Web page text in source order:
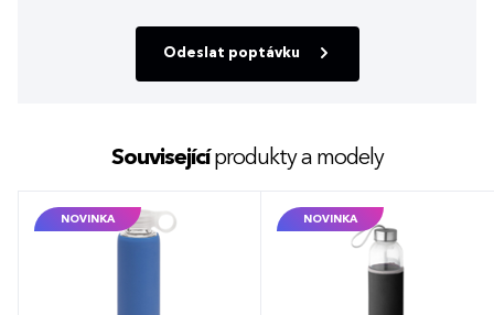
Odeslat poptávku
Souvisejícíprodukty a modely
NOVINKA NOVINKA